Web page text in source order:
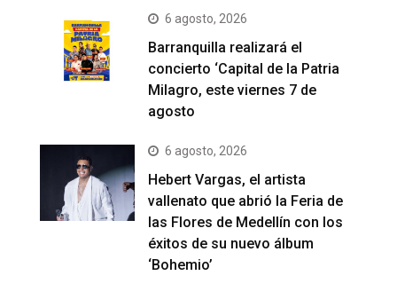
6 agosto, 2026
Barranquilla realizará el
concierto ‘Capital de la Patria
Milagro, este viernes 7 de
agosto
6 agosto, 2026
Hebert Vargas, el artista
vallenato que abrió la Feria de
las Flores de Medellín con los
éxitos de su nuevo álbum
‘Bohemio’